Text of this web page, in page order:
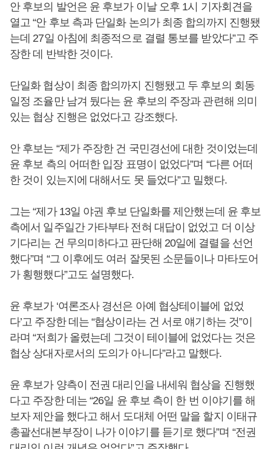
안 후보의 발언은 윤 후보가 이날 오후 1시 기자회견을
열고 “안 후보 측과 단일화 논의가 최종 합의까지 진행됐
는데 27일 아침에 최종적으로 결렬 통보를 받았다”고 주
장한 데 반박한 것이다.
단일화 협상이 최종 합의까지 진행됐고 두 후보의 회동
일정 조율만 남겨 뒀다는 윤 후보의 주장과 관련해 의미
있는 협상 진행은 없었다고 강조했다.
안 후보는 “제가 주장한 건 국민경선에 대한 것이었는데
윤 후보 측의 어떠한 입장 표명이 없었다”며 “다른 어떠
한 것이 있는지에 대해서도 못 들었다”고 밀했다.
그는 “제가 13일 야권 후보 단일화를 제안했는데 윤 후보
측에서 일주일간 가타부타 전혀 대답이 없었고 더 이상
기다리는 건 무의미하다고 판단해 20일에 결렬을 선언
했다”며 “그 이후에도 여러 잘못된 소문들이나 마타도어
가 횡행했다”고도 설명했다.
윤 후보가 ‘여론조사 경선은 아예 협상테이블에 없었
다’고 주장한 데는 “협상이라는 건 서로 얘기하는 것”이
라며 “저희가 올렸는데 그것이 테이블에 없었다는 것은
협상 상대자로서의 도의가 아니다”라고 말했다.
윤 후보가 양측이 전권 대리인을 내세워 협상을 진행했
다고 주장한 데는 “26일 윤 후보 측이 한 번 이야기를 해
보자 제안을 했다고 해서 도대체 어떤 말을 할지 이태규
총괄선대본부장이 나가 이야기를 듣기로 했다”며 “전권